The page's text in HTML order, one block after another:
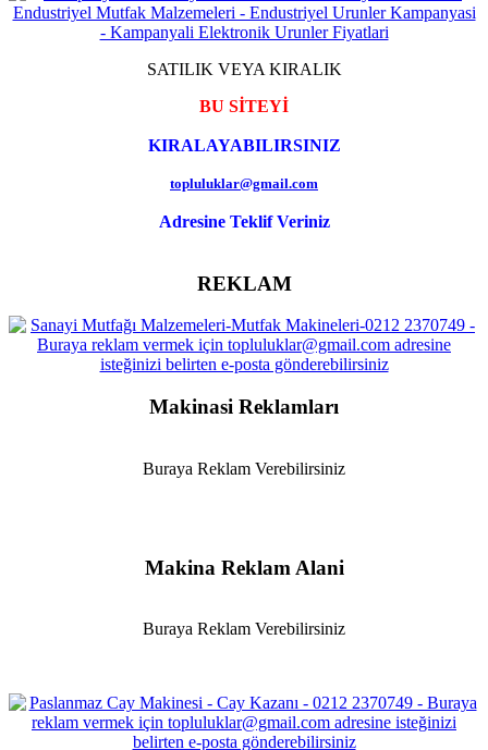
SATILIK VEYA KIRALIK
BU SİTEYİ
KIRALAYABILIRSINIZ
topluluklar@gmail.com
Adresine Teklif Veriniz
REKLAM
Makinasi Reklamları
Buraya Reklam Verebilirsiniz
Makina Reklam Alani
Buraya Reklam Verebilirsiniz